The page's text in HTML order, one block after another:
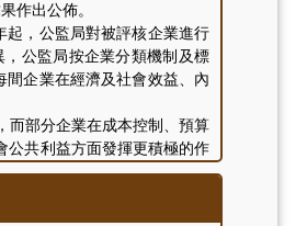
作出公佈。
，公監局對被評核企業進行
公監局按企業分類機制及標
間企業在經濟及社會效益、內
部分企業在成本控制、預算
公共利益方面發揮更積極的作